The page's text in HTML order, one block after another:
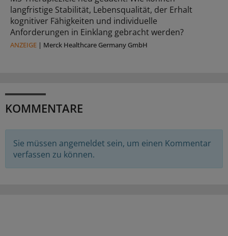
langfristige Stabilität, Lebensqualität, der Erhalt
kognitiver Fähigkeiten und individuelle
Anforderungen in Einklang gebracht werden?
ANZEIGE | Merck Healthcare Germany GmbH
KOMMENTARE
Sie müssen angemeldet sein, um einen Kommentar
verfassen zu können.